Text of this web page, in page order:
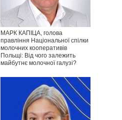
МАРК КАПІЦА, голова
правління Національної спілки
молочних кооперативів
Польщі: Від чого залежить
майбутнє молочної галузі?